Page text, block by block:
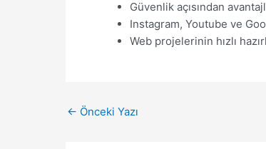
Güvenlik açısından
Instagram, Youtube ve
Web projelerinin hızlı
Yazı
← Önceki Yazı